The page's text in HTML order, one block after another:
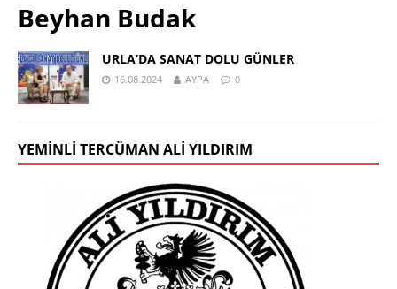
Beyhan Budak
URLA’DA SANAT DOLU GÜNLER
16.08.2024 AYPA 0
YEMINLI TERCÜMAN ALI YILDIRIM